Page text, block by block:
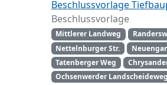
Beschlussvorlage
Beschlussvorlage
Mittlerer Landweg
Nettelnburger Str.
Tatenberger Weg
Ochsenwerder Landscheideweg